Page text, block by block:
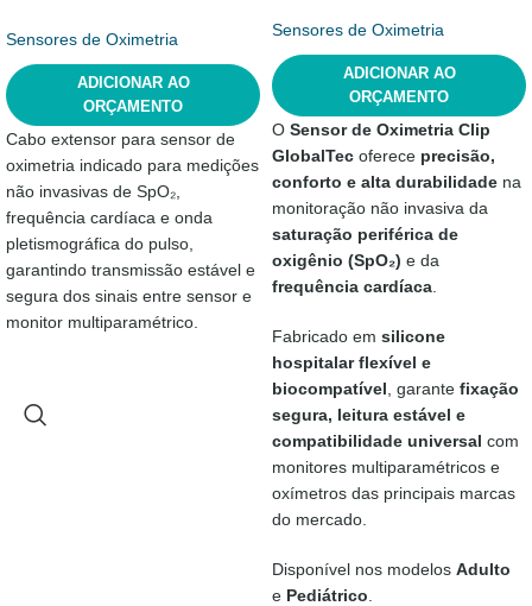
Sensores de Oximetria
ADICIONAR AO
ORÇAMENTO
Cabo extensor para sensor de
oximetria indicado para medições
não invasivas de SpO₂,
frequência cardíaca e onda
pletismográfica do pulso,
garantindo transmissão estável e
segura dos sinais entre sensor e
monitor multiparamétrico.
Sensores de Oximetria
ADICIONAR AO
ORÇAMENTO
O Sensor de Oximetria Clip
GlobalTec oferece precisão,
conforto e alta durabilidade na
monitoração não invasiva da
saturação periférica de
oxigênio (SpO₂) e da
frequência cardíaca
Fabricado em silicone
hospitalar flexível e
biocompatível , garante fixação
segura, leitura estável e
compatibilidade universal com
monitores multiparamétricos e
oxímetros das principais marcas
do mercado.
Disponível nos modelos Adulto
e Pediátrico